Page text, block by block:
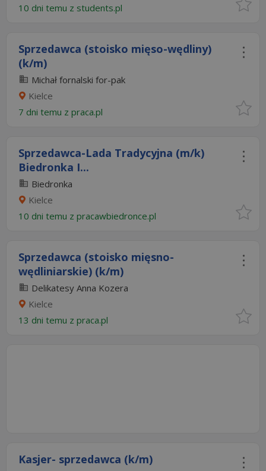
10 dni temu z students.pl
Sprzedawca (stoisko mięso-wędliny)
(k/m)
Michał fornalski for-pak
Kielce
7 dni temu z praca.pl
Sprzedawca-Lada Tradycyjna (m/k)
Biedronka I...
Biedronka
Kielce
10 dni temu z pracawbiedronce.pl
Sprzedawca (stoisko mięsno-
wędliniarskie) (k/m)
Delikatesy Anna Kozera
Kielce
13 dni temu z praca.pl
Kasjer- sprzedawca (k/m)